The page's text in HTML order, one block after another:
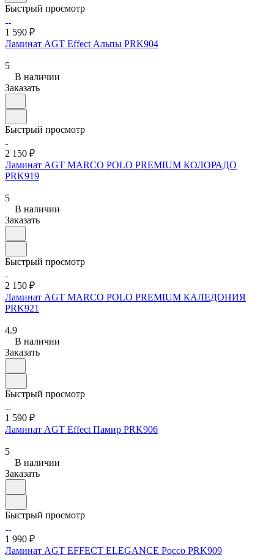
Быстрый просмотр
1 590 ₽
Ламинат AGT Effect Альпы PRK904
5
В наличии
Заказать
Быстрый просмотр
2 150 ₽
Ламинат AGT MARСO POLO PREMIUM КОЛОРАДО
PRK919
5
В наличии
Заказать
Быстрый просмотр
2 150 ₽
Ламинат AGT MARСO POLO PREMIUM КАЛЕДОНИЯ
PRK921
4.9
В наличии
Заказать
Быстрый просмотр
1 590 ₽
Ламинат AGT Effect Памир PRK906
5
В наличии
Заказать
Быстрый просмотр
1 990 ₽
Ламинат AGT EFFECT ELEGANCE Россо PRK909